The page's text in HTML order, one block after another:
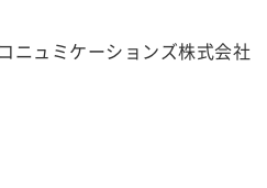
ニュミケーションズ株式会社